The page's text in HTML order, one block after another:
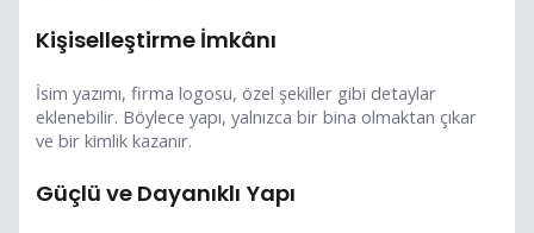
Kişiselleştirme İmkânı
İsim yazımı, firma logosu, özel şekiller gibi detaylar
eklenebilir. Böylece yapı, yalnızca bir bina olmaktan çıkar
ve bir kimlik kazanır.
Güçlü ve Dayanıklı Yapı